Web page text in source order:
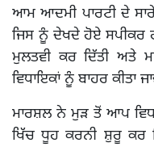
ਆਮ ਆਦਮੀ ਪਾਰਟੀ ਦੇ
ਜਿਸ ਨੂੰ ਦੇਖਦੇ ਹੋਏ ਸਪੀਕਰ
ਮੁਲਤਵੀ ਕਰ ਦਿੱਤੀ
ਵਿਧਾਇਕਾਂ ਨੂੰ ਬਾਹਰ ਕੀਤਾ
ਮਾਰਸ਼ਲ ਨੇ ਮੁੜ ਤੋਂ ਆਪ
ਖਿੱਚ ਧੂਹ ਕਰਨੀ ਸ਼ੁਰੂ ਕਰ